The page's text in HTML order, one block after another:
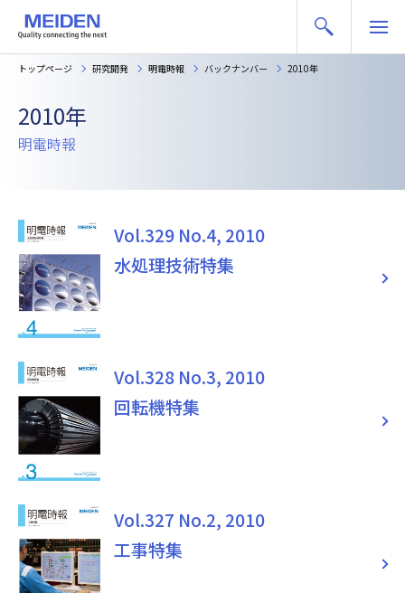
トップページ 研究開発 明電時報 バックナンバー 2010年
2010年
明電時報
Vol.329 No.4, 2010
水処理技術特集
Vol.328 No.3, 2010
回転機特集
Vol.327 No.2, 2010
工事特集